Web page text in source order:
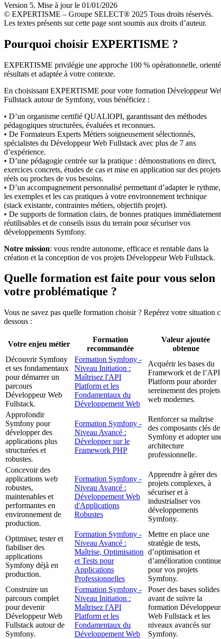
Version 5. Mise à jour le 01/01/2026
© EXPERTISME – Groupe SELECT® 2025 Tous droits réservés.
Les textes présents sur cette page sont soumis aux droits d’auteur.
Pourquoi choisir EXPERTISME ?
EXPERTISME privilégie une approche 100 % opérationnelle,
résultats et adaptée à votre contexte.
En choisissant EXPERTISME pour votre formation Développeur
Fullstack autour de Symfony, vous bénéficiez :
• D’un organisme certifié QUALIOPI, garantissant des méthodes
pédagogiques structurées, évaluées et reconnues.
• De Formateurs Experts Métiers soigneusement sélectionnés,
spécialistes du Développeur Web Fullstack avec plus de 7 ans
d’expérience.
• D’une pédagogie centrée sur la pratique : démonstrations en direct,
exercices concrets, études de cas et mise en application sur des projets
réels ou proches de vos besoins.
• D’un accompagnement personnalisé permettant d’adapter le rythme,
les exemples et les cas pratiques à votre environnement technique
(stack existante, contraintes métiers, objectifs projet).
• De supports de formation clairs, de bonnes pratiques immédiatement
réutilisables et de conseils issus du terrain pour sécuriser vos
développements Symfony.
Notre mission: vous rendre autonome, efficace et rentable dans la
création et la conception de vos projets Développeur Web Fullstack.
Quelle formation est faite pour vous selon
votre problématique ?
Vous ne savez pas quelle formation choisir ? Repérez votre situation
dessous :
Votre enjeu métier
Formation
recommandée
Valeur ajoutée
obtenue
Découvrir Symfony
et ses fondamentaux
pour démarrer un
parcours
Développeur Web
Fullstack.
Formation Symfony -
Niveau Initiation :
Maîtrisez l'API
Platform et les
Fondamentaux du
Développement Web
Acquérir les bases du
Framework et de l’API
Platform pour aborder
sereinement des projets
web modernes.
Approfondir
Symfony pour
développer des
applications plus
structurées et
robustes.
Formation Symfony -
Niveau Avancé :
Développer sur le
Framework PHP
Renforcer sa maîtrise
des composants clés de
Symfony et adopter
architecture
professionnelle.
Concevoir des
applications web
robustes,
maintenables et
performantes en
environnement de
production.
Formation Symfony -
Niveau Avancé :
Développement Web
d'Applications
Robustes
Apprendre à gérer des
projets complexes, à
sécuriser et à
industrialiser vos
développements
Symfony.
Optimiser, tester et
fiabiliser des
applications
Symfony déjà en
production.
Formation Symfony -
Niveau Avancé :
Maîtrise, Optimisation
et Tests pour
Applications
Professionnelles
Mettre en place une
stratégie de tests,
d’optimisation et
d’amélioration continue
pour vos projets
Symfony.
Construire un
parcours complet
pour devenir
Développeur Web
Fullstack autour de
Symfony.
Formation Symfony -
Niveau Initiation :
Maîtrisez l'API
Platform et les
Fondamentaux du
Développement Web
Poser des bases solides
avant de suivre la
formation Développeur
Web Fullstack et les
niveaux avancés sur
Symfony.